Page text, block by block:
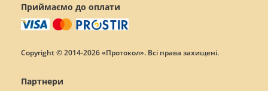
Приймаємо до оплати
Copyright © 2014-2026 «Протокол». Всі права захищені.
Партнери